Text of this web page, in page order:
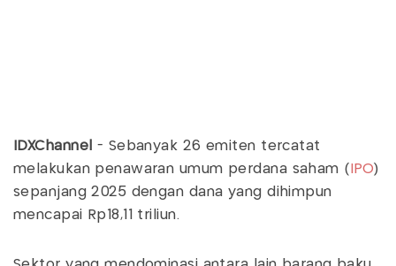
IDXChannel
- Sebanyak 26 emiten tercatat
melakukan penawaran umum perdana saham ( IPO)
sepanjang 2025 dengan dana yang dihimpun
mencapai Rp18,11 triliun.